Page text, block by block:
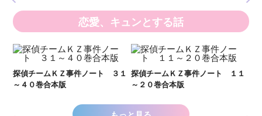
恋愛、キュンとする話
探偵チームＫＺ事件ノート ３１
～４０巻合本版
探偵チームＫＺ事件ノート １１
～２０巻合本版